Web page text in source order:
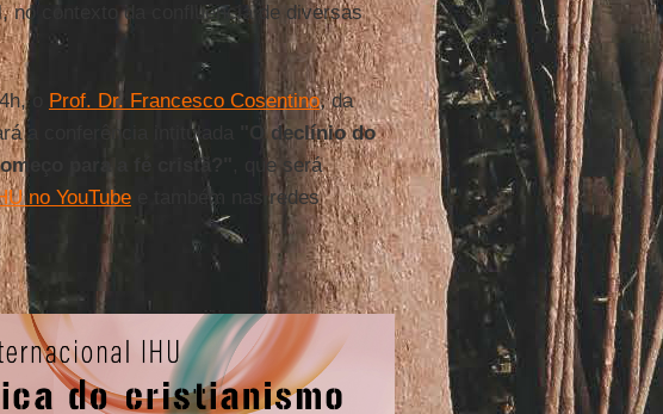
, no contexto da confluência de diversas
o Prof. Dr. Francesco Cosentino, da
a conferência intitulada
"O declínio do
para a fé cristã?"
, que será
no YouTubee também nas redes